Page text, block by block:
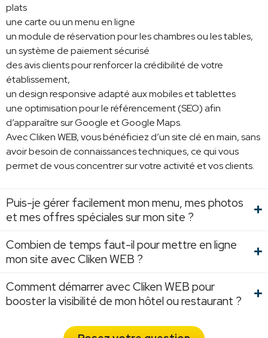
plats
une carte ou un menu en ligne
un module de réservation pour les chambres ou les tables,
un système de paiement sécurisé
des avis clients pour renforcer la crédibilité de votre
établissement,
un design responsive adapté aux mobiles et tablettes
une optimisation pour le référencement (SEO) afin
d’apparaître sur Google et Google Maps.
Avec Cliken WEB, vous bénéficiez d’un site clé en main, sans
avoir besoin de connaissances techniques, ce qui vous
permet de vous concentrer sur votre activité et vos clients.
Puis-je gérer facilement mon menu, mes photos
et mes offres spéciales sur mon site ?
Combien de temps faut-il pour mettre en ligne
mon site avec Cliken WEB ?
Comment démarrer avec Cliken WEB pour
booster la visibilité de mon hôtel ou restaurant ?